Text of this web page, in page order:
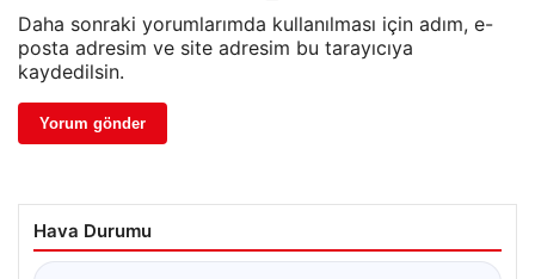
Daha sonraki yorumlarımda kullanılması için adım, e-
posta adresim ve site adresim bu tarayıcıya
kaydedilsin.
Hava Durumu